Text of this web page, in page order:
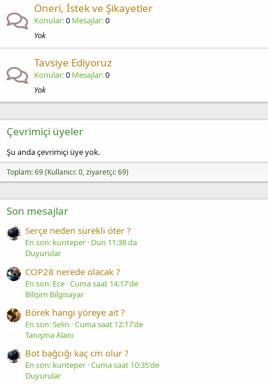
Öneri, İstek ve Şikayetler
Konular 0 Mesajlar 0
Yok
Tavsiye Ediyoruz
Konular 0 Mesajlar 0
Yok
Çevrimiçi üyeler
Şu anda çevrimiçi üye yok.
Toplam: 69 (Kullanıcı: 0, ziyaretçi: 69)
Son mesajlar
Serçe neden sürekli öter ?
En son: kunteper Dün 11:38 da
Duyurular
COP28 nerede olacak ?
En son: Ece Cuma saat 14:17'de
Bilişim Bilgisayar
Börek hangi yöreye ait ?
En son: Selin Cuma saat 12:17'de
Tanışma Alanı
Bot bağcığı kaç cm olur ?
En son: kunteper Cuma saat 10:35'de
Duyurular